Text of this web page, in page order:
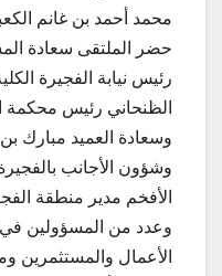
محمد أحمد بن غانم
حضر الملتقى سعادة
رئيس نيابة الفجيرة
الظنحاني رئيس محكمة
وسعادة العميد مبارك بن
وشؤون الأجانب
الأفخم مدير منطقة
وعدد من المسؤولين
الأعمال والمستثمرين